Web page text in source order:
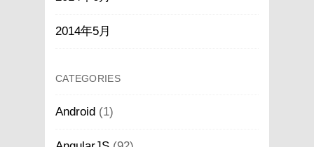
2014年5月
CATEGORIES
Android (1)